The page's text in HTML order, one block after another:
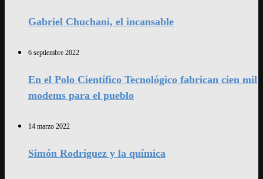
Gabriel Chuchani, el incansable
6 septiembre 2022
En el Polo Científico Tecnológico fabrican cien mil
modems para el pueblo
14 marzo 2022
Simón Rodríguez y la química